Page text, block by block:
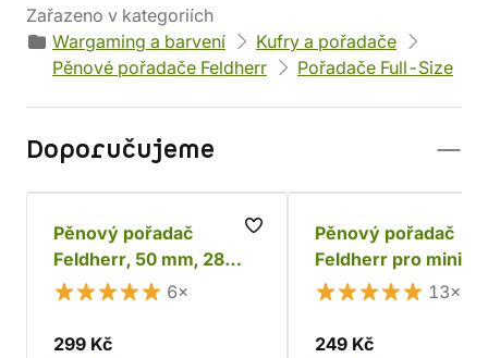
Zařazeno v kategoriích
Wargaming a barvení
Kufry a pořadače
Pěnové pořadače Feldherr
Pořadače Full-Size
Doporučujeme
Pěnový pořadač
Feldherr, 50 mm, 28
slotů
6×
299 Kč
Pěnový pořadač
Feldherr pro
Games Workshop
13×
249 Kč